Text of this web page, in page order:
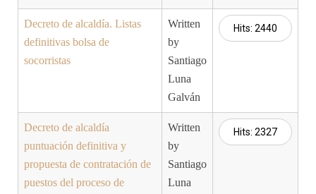
Decreto de alcaldía. Listas
definitivas bolsa de
socorristas
Written
by
Santiago
Luna
Galván
Hits: 2440
Decreto de alcaldía
puntuación definitiva y
propuesta de contratación de
puestos del proceso de
Written
by
Santiago
Luna
Hits: 2327